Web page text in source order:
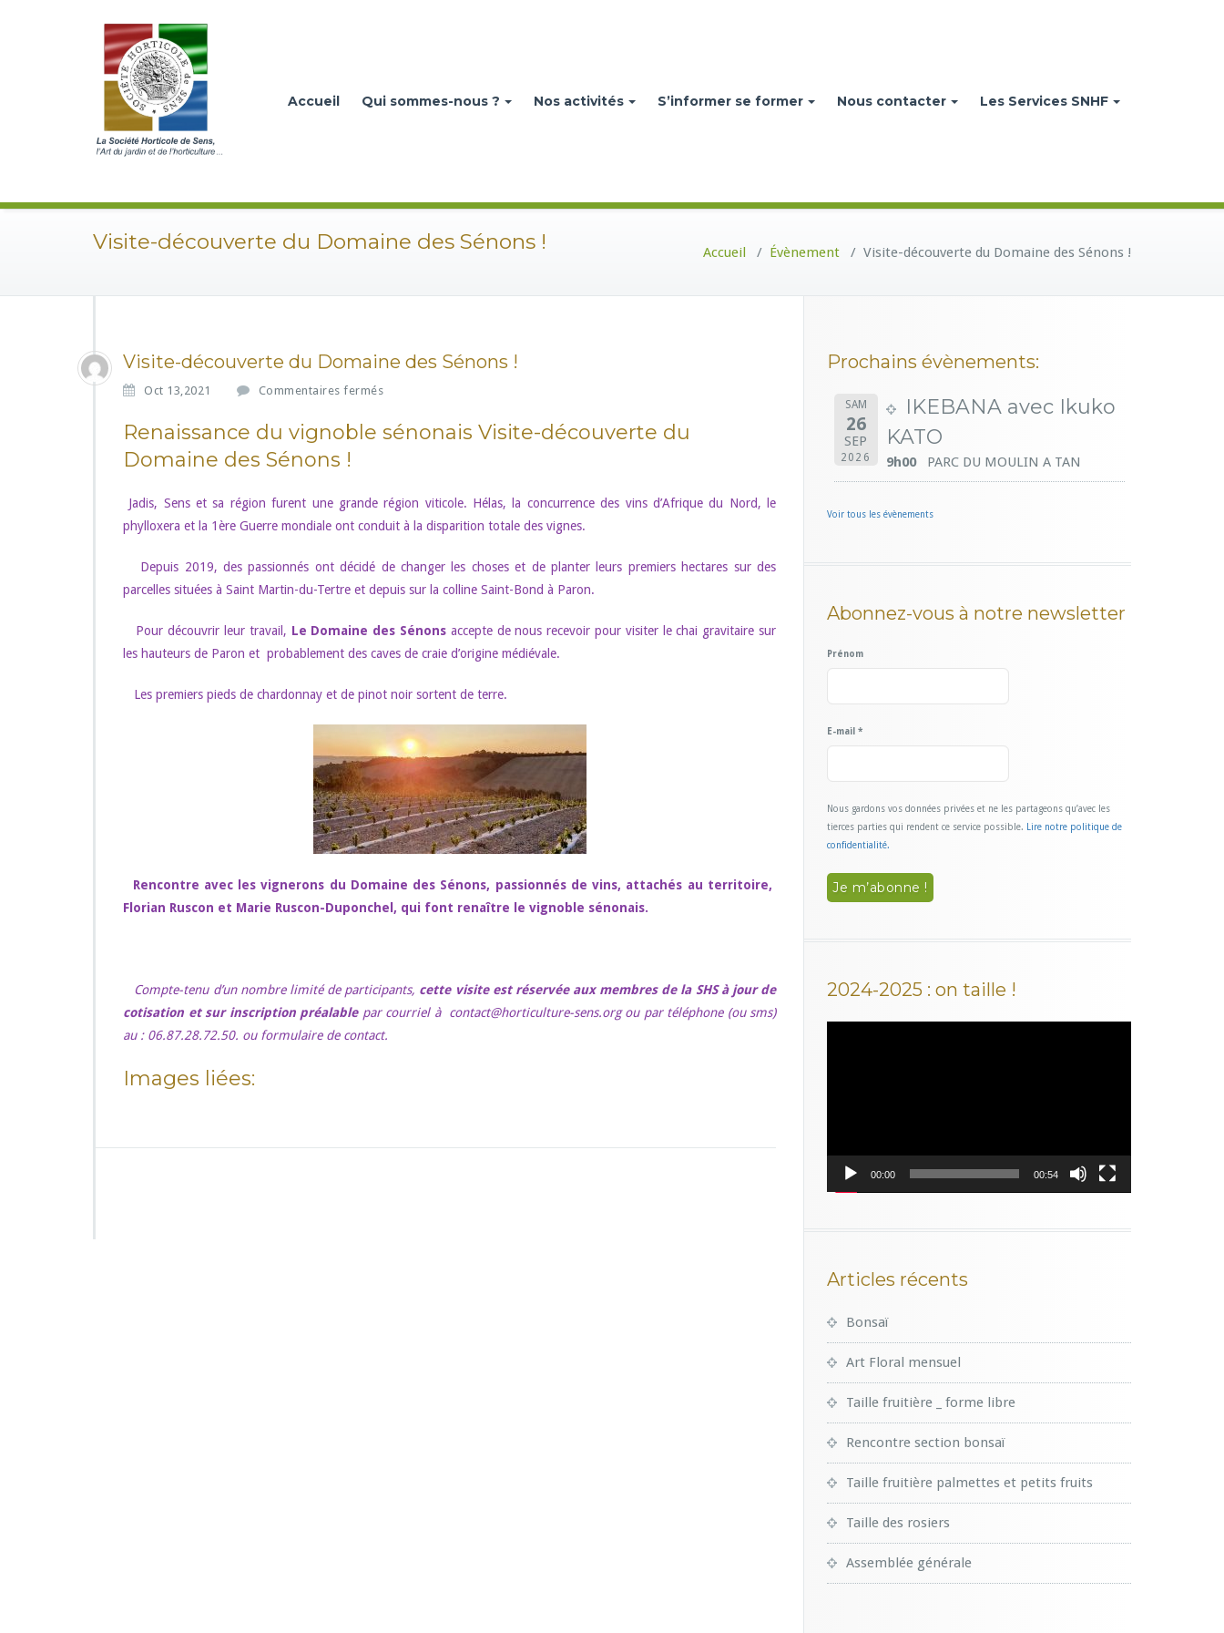
Accueil Qui sommes-nous ? Nos activités S’informer se former Nous contacter Les Services SNHF
Visite-découverte du Domaine des Sénons ! Accueil / Évènement / Visite-découverte du Domaine des Sénons !
Visite-découverte du Domaine des Sénons !
Oct 13,2021 Commentaires fermés
r
V
i
e
d
é
o
v
r
d
D
o
m
a
n
e
d
é
n
Renaissance du vignoble sénonais Visite-découverte du
Domaine des Sénons !
Jadis, Sens et sa région furent une grande région viticole. Hélas, la concurrence des vins d’Afrique du Nord, le
phylloxera et la 1ère Guerre mondiale ont conduit à la disparition totale des vignes.
Depuis 2019, des passionnés ont décidé de changer les choses et de planter leurs premiers hectares sur des
parcelles situées à Saint Martin-du-Tertre et depuis sur la colline Saint-Bond à Paron.
Pour découvrir leur travail, Le Domaine des Sénons accepte de nous recevoir pour visiter le chai gravitaire sur
les hauteurs de Paron et probablement des caves de craie d’origine médiévale.
Les premiers pieds de chardonnay et de pinot noir sortent de terre.
Rencontre avec les vignerons du Domaine des Sénons, passionnés de vins, attachés au territoire,
Florian Ruscon et Marie Ruscon-Duponchel, qui font renaître le vignoble sénonais.
Compte-tenu d’un nombre limité de participants, cette visite est réservée aux membres de la SHS à jour de
cotisation et sur inscription préalablepar courriel à contact@horticulture-sens.org ou par téléphone (ou sms)
au : 06.87.28.72.50. ou formulaire de contact.
Images liées:
Prochains évènements:
SAM
26
SEP
2026
IKEBANA avec Ikuko
KATO
9h00 PARC DU MOULIN A TAN
Voir tous les évènements
Abonnez-vous à notre newsletter
Prénom
E-mail *
Nous gardons vos données privées et ne les partageons qu’avec les
tierces parties qui rendent ce service possible.
Lire notre politique de
confidentialité.
2024-2025 : on taille !
00:00 00:54
Articles récents
Bonsaï
Art Floral mensuel
Taille fruitière _ forme libre
Rencontre section bonsaï
Taille fruitière palmettes et petits fruits
Taille des rosiers
Assemblée générale